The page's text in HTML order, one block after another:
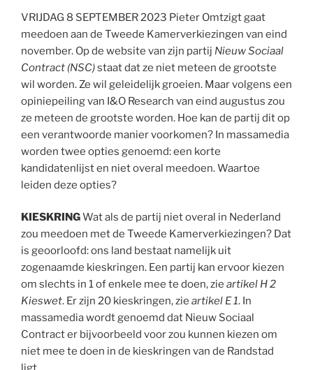
VRIJDAG 8 SEPTEMBER 2023 Pieter Omtzigt gaat
meedoen aan de Tweede Kamerverkiezingen van eind
november. Op de website van zijn partij Nieuw Sociaal
Contract (NSC)staat dat ze niet meteen de grootste
wil worden. Ze wil geleidelijk groeien. Maar volgens een
opiniepeiling van I&O Research van eind augustus zou
ze meteen de grootste worden. Hoe kan de partij dit op
een verantwoorde manier voorkomen? In massamedia
worden twee opties genoemd: een korte
kandidatenlijst en niet overal meedoen. Waartoe
leiden deze opties?
KIESKRINGWat als de partij niet overal in Nederland
zou meedoen met de Tweede Kamerverkiezingen? Dat
is geoorloofd: ons land bestaat namelijk uit
zogenaamde kieskringen. Een partij kan ervoor kiezen
om slechts in 1 of enkele mee te doen, zie artikel H 2
Kieswet. Er zijn 20 kieskringen, zie artikel E 1. In
massamedia wordt genoemd dat Nieuw Sociaal
Contract er bijvoorbeeld voor zou kunnen kiezen om
niet mee te doen in de kieskringen van de Randstad